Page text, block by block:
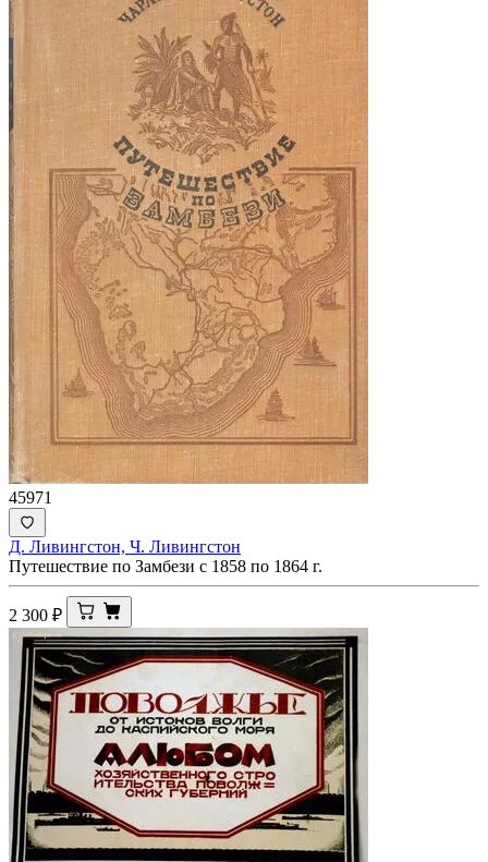
45971
Д. Ливингстон, Ч. Ливингстон
Путешествие по Замбези с 1858 по 1864 г.
2 300 ₽